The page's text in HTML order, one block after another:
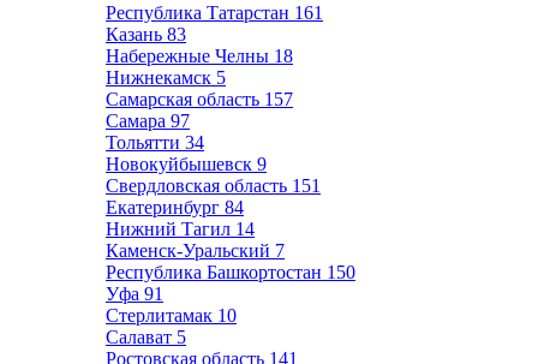
Республика Татарстан 161
Казань 83
Набережные Челны 18
Нижнекамск 5
Самарская область 157
Самара 97
Тольятти 34
Новокуйбышевск 9
Свердловская область 151
Екатеринбург 84
Нижний Тагил 14
Каменск-Уральский 7
Республика Башкортостан 150
Уфа 91
Стерлитамак 10
Салават 5
Ростовская область 141